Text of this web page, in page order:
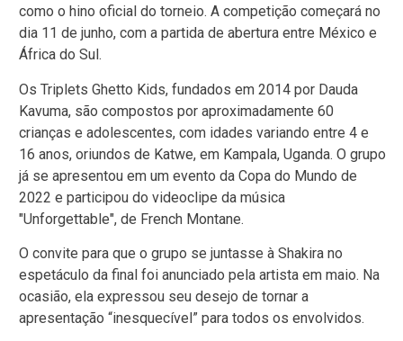
como o hino oficial do torneio. A competição começará no
dia 11 de junho, com a partida de abertura entre México e
África do Sul.
Os Triplets Ghetto Kids, fundados em 2014 por Dauda
Kavuma, são compostos por aproximadamente 60
crianças e adolescentes, com idades variando entre 4 e
16 anos, oriundos de Katwe, em Kampala, Uganda. O grupo
já se apresentou em um evento da Copa do Mundo de
2022 e participou do videoclipe da música
"Unforgettable", de French Montane.
O convite para que o grupo se juntasse à Shakira no
espetáculo da final foi anunciado pela artista em maio. Na
ocasião, ela expressou seu desejo de tornar a
apresentação “inesquecível” para todos os envolvidos.